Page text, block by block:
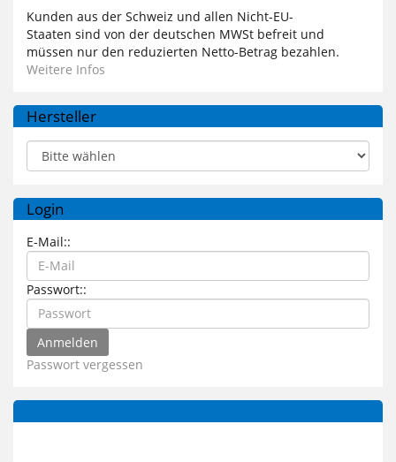
Kunden aus der Schweiz und allen Nicht-EU-
Staaten sind von der deutschen MWSt befreit und
müssen nur den reduzierten Netto-Betrag bezahlen.
Weitere Infos
Hersteller
Login
E-Mail::
Passwort::
Passwort vergessen